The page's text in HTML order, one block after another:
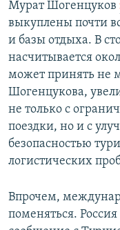
Мурат Шогенцуков
выкуплены почти
и базы отдыха. В
насчитывается
может принять не
Шогенцукова,
не только с
поездки, но и с
безопасностью
логистических
Впрочем,
поменяться. Россия